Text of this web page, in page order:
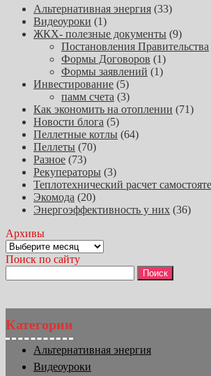
Альтернативная энергия (33)
Видеоуроки (1)
ЖКХ- полезные документы (9)
Постановления Правительства
Формы Договоров (1)
Формы заявлений (1)
Инвестирование (5)
памм счета (3)
Как экономить на отоплении (71)
Новости блога (5)
Пеллетные котлы (64)
Пеллеты (70)
Разное (73)
Рекуператоры (3)
Теплотехнический расчет
Экомода (20)
Энергоэффективность у них (36)
Архивы
Архивы
Поиск по сайту
Категории
Альтернативная энергия
Видеоуроки